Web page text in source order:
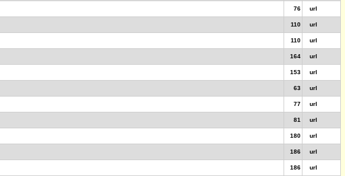
76 url
110 url
110 url
164 url
153 url
63 url
77 url
81 url
180 url
186 url
186 url